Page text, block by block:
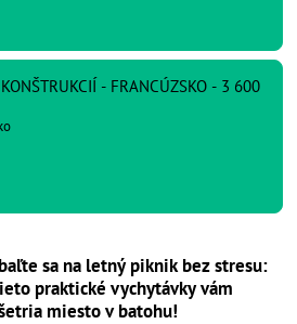
- FRANCÚZSKO - 3 600
sa na letný piknik bez stresu:
praktické vychytávky vám
miesto v batohu!